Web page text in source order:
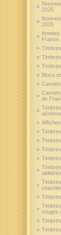
2026
2025
France
Blocs
de
Affiches
oblitérés
rouges